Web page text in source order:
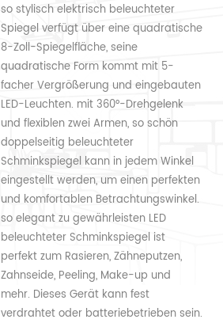
so stylisch elektrisch beleuchteter
Spiegel verfügt über eine quadratische
8-Zoll-Spiegelfläche, seine
quadratische Form kommt mit 5-
facher Vergrößerung und eingebauten
LED-Leuchten. mit 360°-Drehgelenk
und flexiblen zwei Armen, so schön
doppelseitig beleuchteter
Schminkspiegel kann in jedem Winkel
eingestellt werden, um einen perfekten
und komfortablen Betrachtungswinkel.
so elegant zu gewährleisten LED
beleuchteter Schminkspiegel ist
perfekt zum Rasieren, Zähneputzen,
Zahnseide, Peeling, Make-up und
mehr. Dieses Gerät kann fest
verdrahtet oder batteriebetrieben sein.